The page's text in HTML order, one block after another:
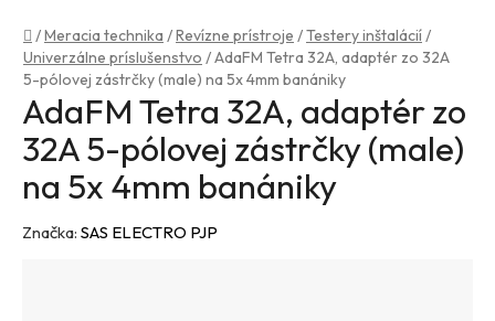
Domov
/Meracia technika /Revízne prístroje /Testery inštalácií/
Univerzálne príslušenstvo /AdaFM Tetra 32A, adaptér zo 32A
5-pólovej zástrčky (male) na 5x 4mm banániky
AdaFM Tetra 32A, adaptér zo
32A 5-pólovej zástrčky (male)
na 5x 4mm banániky
Značka: SAS ELECTRO PJP